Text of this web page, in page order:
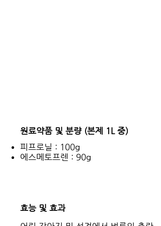
원료약품 및 분량 (본제 1L 중)
피프로닐 : 100g
에스메토프렌 : 90g
효능 및 효과